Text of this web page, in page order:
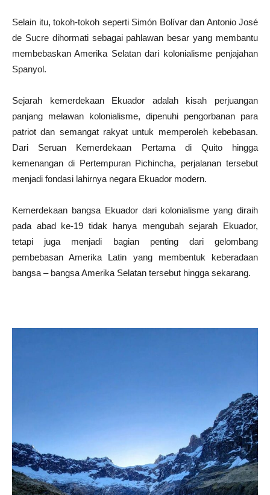
Selain itu, tokoh-tokoh seperti Simón Bolívar dan Antonio José
de Sucre dihormati sebagai pahlawan besar yang membantu
membebaskan Amerika Selatan dari kolonialisme penjajahan
Spanyol.
Sejarah kemerdekaan Ekuador adalah kisah perjuangan
panjang melawan kolonialisme, dipenuhi pengorbanan para
patriot dan semangat rakyat untuk memperoleh kebebasan.
Dari Seruan Kemerdekaan Pertama di Quito hingga
kemenangan di Pertempuran Pichincha, perjalanan tersebut
menjadi fondasi lahirnya negara Ekuador modern.
Kemerdekaan bangsa Ekuador dari kolonialisme yang diraih
pada abad ke-19 tidak hanya mengubah sejarah Ekuador,
tetapi juga menjadi bagian penting dari gelombang
pembebasan Amerika Latin yang membentuk keberadaan
bangsa – bangsa Amerika Selatan tersebut hingga sekarang.